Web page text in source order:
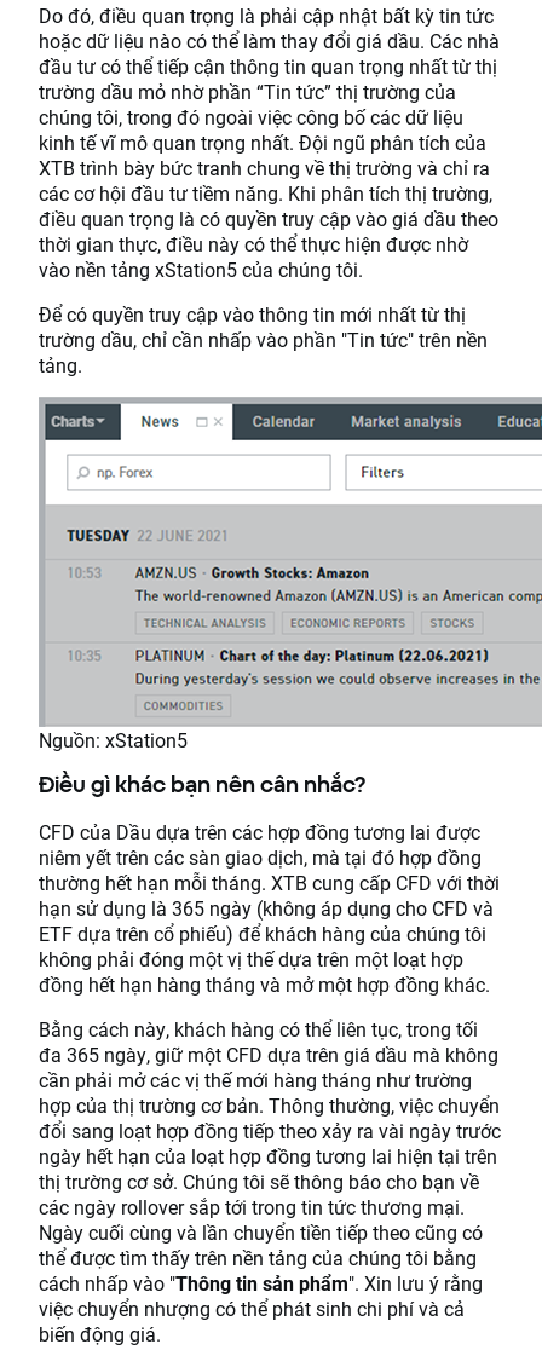
Do đó, điều quan trọng là phải cập nhật bất kỳ tin tức
hoặc dữ liệu nào có thể làm thay đổi giá dầu. Các nhà
đầu tư có thể tiếp cận thông tin quan trọng nhất từ ​​thị
trường dầu mỏ nhờ phần “Tin tức” thị trường của
chúng tôi, trong đó ngoài việc công bố các dữ liệu
kinh tế vĩ mô quan trọng nhất. Đội ngũ phân tích của
XTB trình bày bức tranh chung về thị trường và chỉ ra
các cơ hội đầu tư tiềm năng. Khi phân tích thị trường,
điều quan trọng là có quyền truy cập vào giá dầu theo
thời gian thực, điều này có thể thực hiện được nhờ
vào nền tảng xStation5 của chúng tôi.
Để có quyền truy cập vào thông tin mới nhất từ ​​thị
trường dầu, chỉ cần nhấp vào phần "Tin tức" trên nền
tảng.
Nguồn: xStation5
Điều gì khác bạn nên cân nhắc?
CFD của Dầu dựa trên các hợp đồng tương lai được
niêm yết trên các sàn giao dịch, mà tại đó hợp đồng
thường hết hạn mỗi tháng. XTB cung cấp CFD với thời
hạn sử dụng là 365 ngày (không áp dụng cho CFD và
ETF dựa trên cổ phiếu) để khách hàng của chúng tôi
không phải đóng một vị thế dựa trên một loạt hợp
đồng hết hạn hàng tháng và mở một hợp đồng khác.
Bằng cách này, khách hàng có thể liên tục, trong tối
đa 365 ngày, giữ một CFD dựa trên giá dầu mà không
cần phải mở các vị thế mới hàng tháng như trường
hợp của thị trường cơ bản. Thông thường, việc chuyển
đổi sang loạt hợp đồng tiếp theo xảy ra vài ngày trước
ngày hết hạn của loạt hợp đồng tương lai hiện tại trên
thị trường cơ sở. Chúng tôi sẽ thông báo cho bạn về
các ngày rollover sắp tới trong tin tức thương mại.
Ngày cuối cùng và lần chuyển tiền tiếp theo cũng có
thể được tìm thấy trên nền tảng của chúng tôi bằng
cách nhấp vào "Thông tin sản phẩm". Xin lưu ý rằng
việc chuyển nhượng có thể phát sinh chi phí và cả
biến động giá.